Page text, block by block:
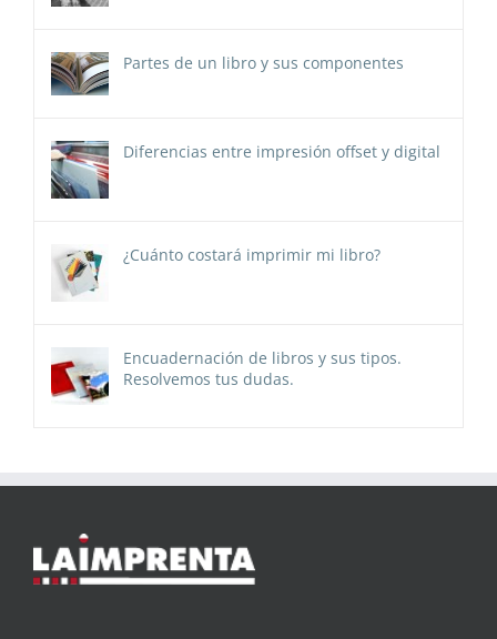
Partes de un libro y sus componentes
Diferencias entre impresión offset y digital
¿Cuánto costará imprimir mi libro?
Encuadernación de libros y sus tipos.
Resolvemos tus dudas.